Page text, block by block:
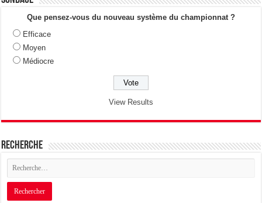
Que pensez-vous du nouveau système du championnat ?
Efficace
Moyen
Médiocre
View Results
Recherche